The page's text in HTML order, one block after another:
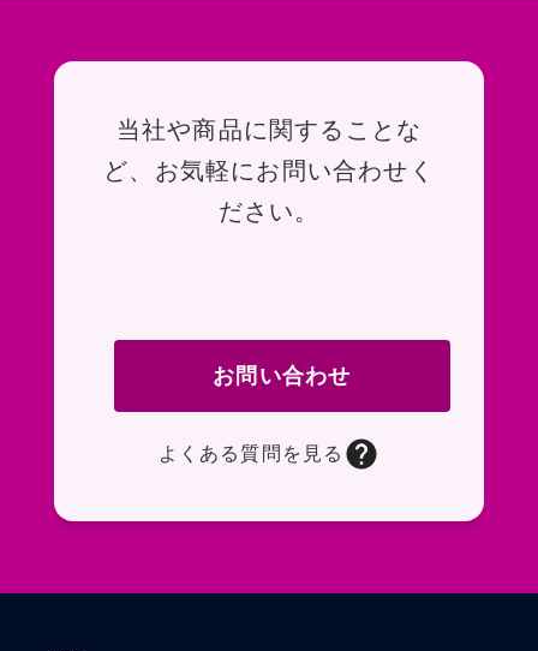
お問い合わせ
当社や商品に関することな
ど、お気軽にお問い合わせく
ださい。
お問い合わせ
よくある質問を見る